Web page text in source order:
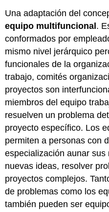
Una adaptación del
equipo multifuncional .
conformados por
mismo nivel jerárquico
funcionales de la
trabajo, comités
proyectos son
miembros del equipo
resuelven un problema
proyecto específico. Los
permiten a personas con
especialización aunar
nuevas ideas, resolver
proyectos complejos.
de problemas como los
también pueden ser